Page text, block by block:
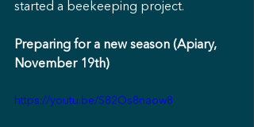
started a beekeeping project.
Preparing for a new season (Apiary,
November 19th)
https://youtu.be/S82Os8naow8